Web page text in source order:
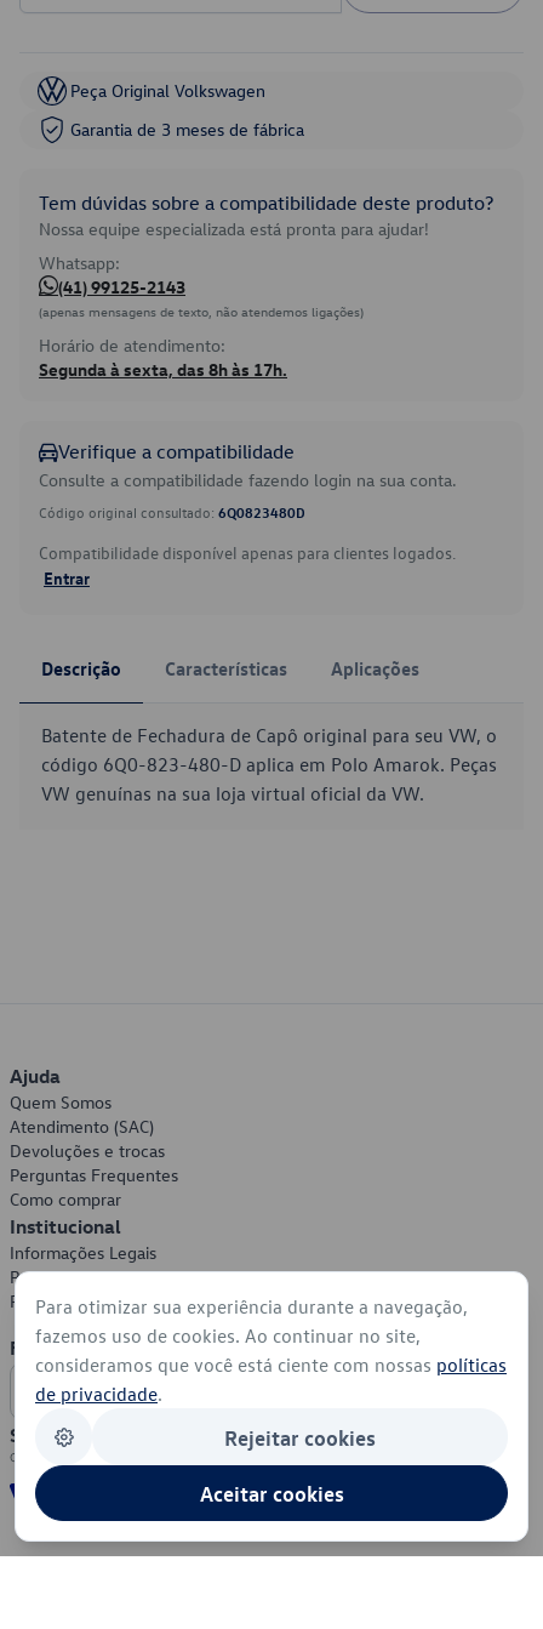
Peça Original Volkswagen
Garantia de 3 meses de fábrica
Tem dúvidas sobre a compatibilidade deste produto?
Nossa equipe especializada está pronta para ajudar!
Whatsapp:
(41) 99125-2143
(apenas mensagens de texto, não atendemos ligações)
Horário de atendimento:
Segunda à sexta, das 8h às 17h.
Verifique a compatibilidade
Consulte a compatibilidade fazendo login na sua conta.
Código original consultado: 6Q0823480D
Compatibilidade disponível apenas para clientes logados.
Entrar
Descrição Características Aplicações
Batente de Fechadura de Capô original para seu VW, o
código 6Q0-823-480-D aplica em Polo Amarok. Peças
VW genuínas na sua loja virtual oficial da VW.
Ajuda
Quem Somos
Atendimento (SAC)
Devoluções e trocas
Perguntas Frequentes
Como comprar
Institucional
Informações Legais
Política de Privacidade
Política de Cookies
Formas de Pagamento
Segurança
Para otimizar sua experiência durante a navegação,
fazemos uso de cookies. Ao continuar no site,
consideramos que você está ciente com nossas políticas
de privacidade.
Rejeitar cookies
Aceitar cookies